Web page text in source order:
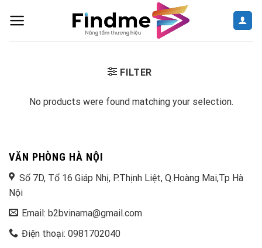
FILTER
No products were found matching your selection.
VĂN PHÒNG HÀ NỘI
Số 7D, Tổ 16 Giáp Nhị, P.Thịnh Liệt, Q.Hoàng Mai,Tp Hà
Nội
Email: b2bvinama@gmail.com
Điện thoại: 0981702040